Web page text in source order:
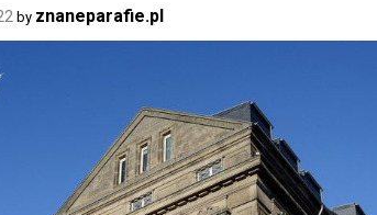
by znaneparafie.pl